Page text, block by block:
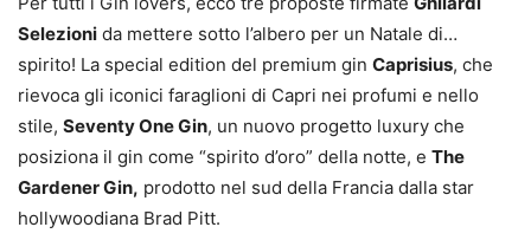
Selezioni da mettere sotto l’albero per un Natale di…
spirito! La special edition del premium gin Caprisius, che
rievoca gli iconici faraglioni di Capri nei profumi e nello
stile, Seventy One Gin, un nuovo progetto luxury che
posiziona il gin come “spirito d’oro” della notte, e The
Gardener Gin, prodotto nel sud della Francia dalla star
hollywoodiana Brad Pitt.